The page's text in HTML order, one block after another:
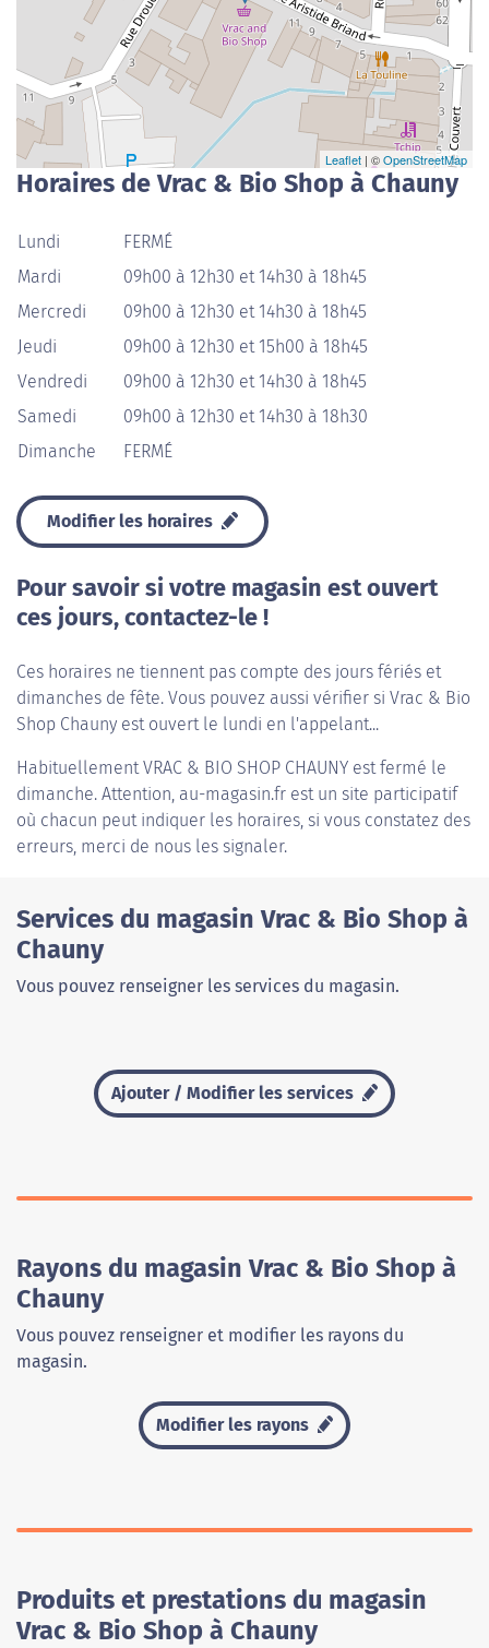
Leaflet | ©OpenStreetMap
Horaires de Vrac & Bio Shop à Chauny
Lundi
FERMÉ
Mardi
09h00 à 12h30 et 14h30 à 18h45
Mercredi
09h00 à 12h30 et 14h30 à 18h45
Jeudi
09h00 à 12h30 et 15h00 à 18h45
Vendredi
09h00 à 12h30 et 14h30 à 18h45
Samedi
09h00 à 12h30 et 14h30 à 18h30
Dimanche
FERMÉ
Modifier les horaires
Pour savoir si votre magasin est ouvert
ces jours, contactez-le !
Ces horaires ne tiennent pas compte des jours fériés et
dimanches de fête. Vous pouvez aussi vérifier si Vrac & Bio
Shop Chauny est ouvert le lundi en l'appelant...
HabituellementVRAC & BIO SHOP CHAUNY est fermé le
dimanche. Attention, au-magasin.fr est un site participatif
où chacun peut indiquer les horaires, si vous constatez des
erreurs, merci de nous les signaler.
Services du magasin Vrac & Bio Shop à
Chauny
Vous pouvez renseigner les services du magasin.
Ajouter / Modifier les services
Rayons du magasin Vrac & Bio Shop à
Chauny
Vous pouvez renseigner et modifier les rayons du
magasin.
Modifier les rayons
Produits et prestations du magasin
Vrac & Bio Shop à Chauny